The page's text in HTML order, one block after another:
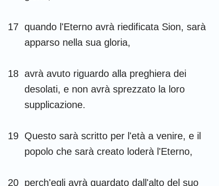
8 9 10 11 12 13 14
15 21
24 26
17 quando l'Eterno avrà riedificata Sion, sarà
apparso nella sua gloria,
18 avrà avuto riguardo alla preghiera dei
desolati, e non avrà sprezzato la loro
supplicazione.
19 Questo sarà scritto per l'età a venire, e il
popolo che sarà creato loderà l'Eterno,
20 perch'egli avrà guardato dall'alto del suo